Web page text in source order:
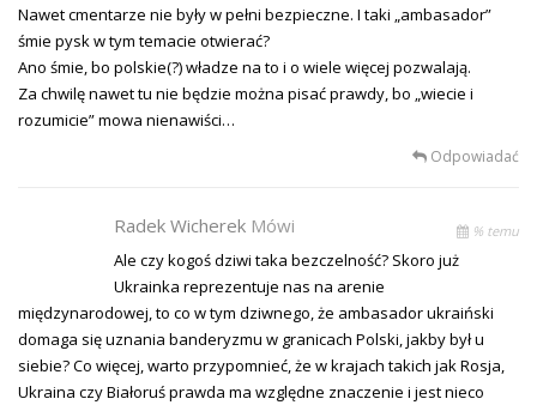
Nawet cmentarze nie były w pełni bezpieczne. I taki „ambasador”
śmie pysk w tym temacie otwierać?
Ano śmie, bo polskie(?) władze na to i o wiele więcej pozwalają.
Za chwilę nawet tu nie będzie można pisać prawdy, bo „wiecie i
rozumicie” mowa nienawiści…
Odpowiadać
Radek Wicherek Mówi % temu
Ale czy kogoś dziwi taka bezczelność? Skoro już
Ukrainka reprezentuje nas na arenie
międzynarodowej, to co w tym dziwnego, że ambasador ukraiński
domaga się uznania banderyzmu w granicach Polski, jakby był u
siebie? Co więcej, warto przypomnieć, że w krajach takich jak Rosja,
Ukraina czy Białoruś prawda ma względne znaczenie i jest nieco